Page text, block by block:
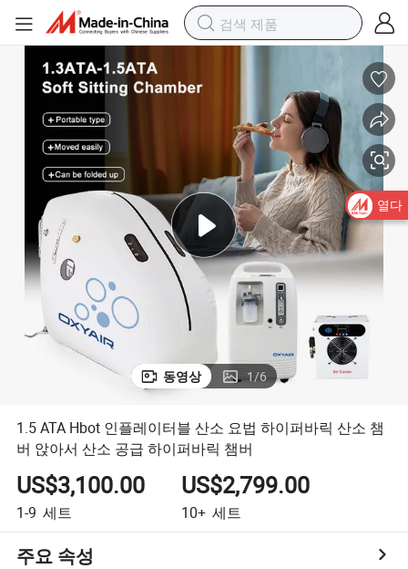
동영상 1/6
1.5 ATA Hbot 인플레이터블 산소 요법 하이퍼바릭 산소 챔
버 앉아서 산소 공급 하이퍼바릭 챔버
US$3,100.00
1-9 세트
US$2,799.00
10+ 세트
주요 속성
열다